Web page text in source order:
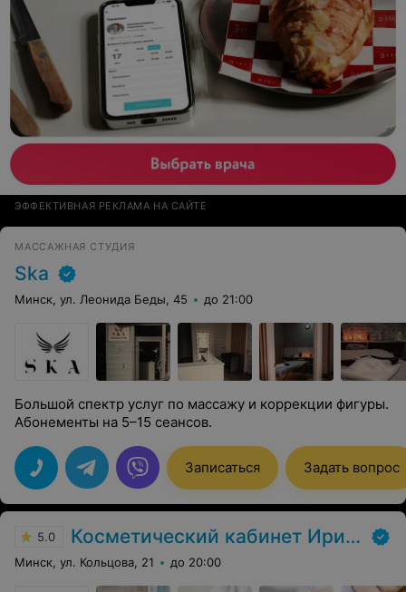
ЭФФЕКТИВНАЯ РЕКЛАМА НА САЙТЕ
МАССАЖНАЯ СТУДИЯ
Ska
Минск, ул. Леонида Беды, 45 до 21:00
Большой спектр услуг по массажу и коррекции фигуры.
Абонементы на 5–15 сеансов.
Записаться Задать вопрос
5.0 Косметический кабинет Ирины Дорошенко
Минск, ул. Кольцова, 21 до 20:00